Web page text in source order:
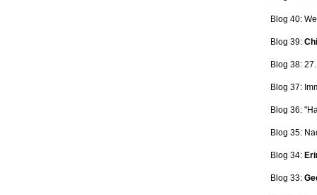
Blog 40:
Blog 39:
Blog 38:
Blog 37:
Blog 36:
Blog 35:
Blog 34:
Blog 33: